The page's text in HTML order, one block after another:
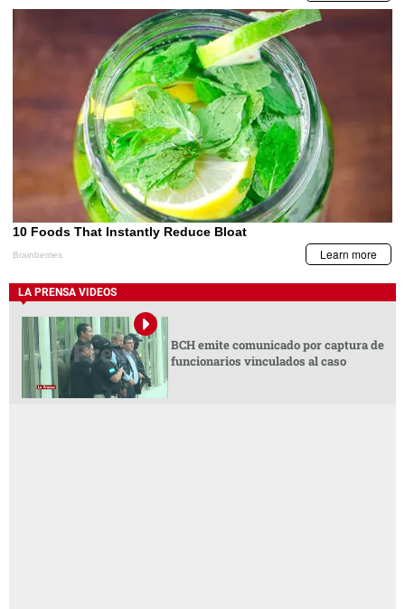
LA PRENSA VIDEOS
BCH emite comunicado por captura de
funcionarios vinculados al caso